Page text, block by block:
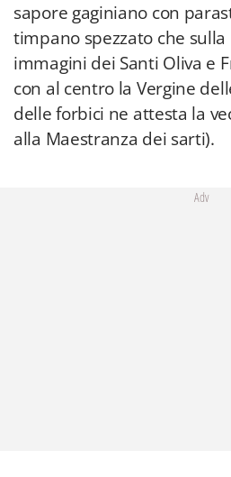
sapore gaginiano con
timpano spezzato che
immagini dei Santi Oliva e
con al centro la Vergine
delle forbici ne attesta la
alla Maestranza dei sarti).
Adv